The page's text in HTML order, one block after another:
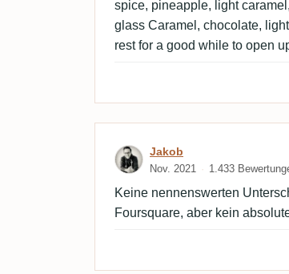
spice, pineapple, light
glass Caramel, chocolate,
rest for a good while to open
Bewertung von
Jakob
Nov. 2021 1.433
Keine nennenswerten
Foursquare, aber kein